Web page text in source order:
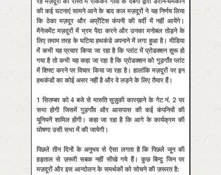
की कई घटनाएं सामने आने के बाद कल मज़दूरों ने यह नि‍र्णय लि‍या
कि‍ ठेका मज़दूर और अप्रेंटि‍स कंपनी की वर्दी में नहीं आयेंगे।
मैनेजमेंट मज़दूरों में भ्रम पैदा करने और उनका मनोबल तोड़ने के
लिए तमाम तरह के घटिया हथकंडे अपनाने में लगा हुआ है। मीडिया
में कभी यह प्रचार किया जा रहा है कि प्‍लांट में प्रोडक्‍शन शुरू हो
गया है तो कभी यह कहा जा रहा है कि प्रोडक्‍शन को गुड़गाँव प्‍लांट
में शिफ्ट करने पर विचार किया जा रहा है। हालांकि मज़दूरों पर इन
हथकंडों का कोई असर नहीं है और वे लड़ने के लिए तैयार हैं।
1 सितम्‍बर को 4 बजे से मारुति सुज़ुकी कारख़ाने के गेट नं. 2 पर
सभा होगी जिसमें गुड़गाँव और आसपास की कई कंपनियों की
यूनियनें शामिल होंगी। कहा जा रहा है कि आगे के कार्यक्रम की
घोषणा उसी सभा में की जायेगी।
पिछले तीन दिनों के अनुभव से ऐसा लगता है कि पिछले जून की
हड़ताल से ज़रूरी सबक नहीं सीखे गये हैं। कुछ बिन्‍दु जिन पर
मज़दूरों और इस आन्‍दोलन के समर्थकों को सोचने की ज़रूरत है: